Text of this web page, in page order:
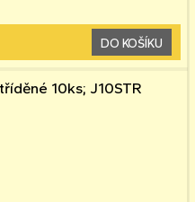
DO KOŠÍKU
10ks; J10STR